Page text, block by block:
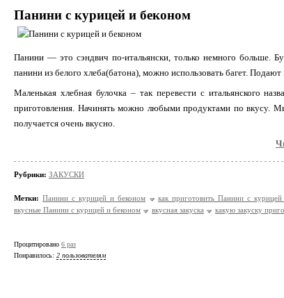
Панини с курицей и беконом
Панини — это сэндвич по-итальянски, только немного больше.
панини из белого хлеба(батона), можно использовать багет.
Маленькая хлебная булочка – так перевести с итальянского
приготовления. Начинять можно любыми продуктами по вкусу.
получается очень вкусно.
Рубрики: ЗАКУСКИ
Метки: Панини с курицей и беконом как приготовить Панини с
вкусные Панини с курицей и беконом
вкусная закуска какую закуску
Процитировано 6 раз
Понравилось: 2 пользователям